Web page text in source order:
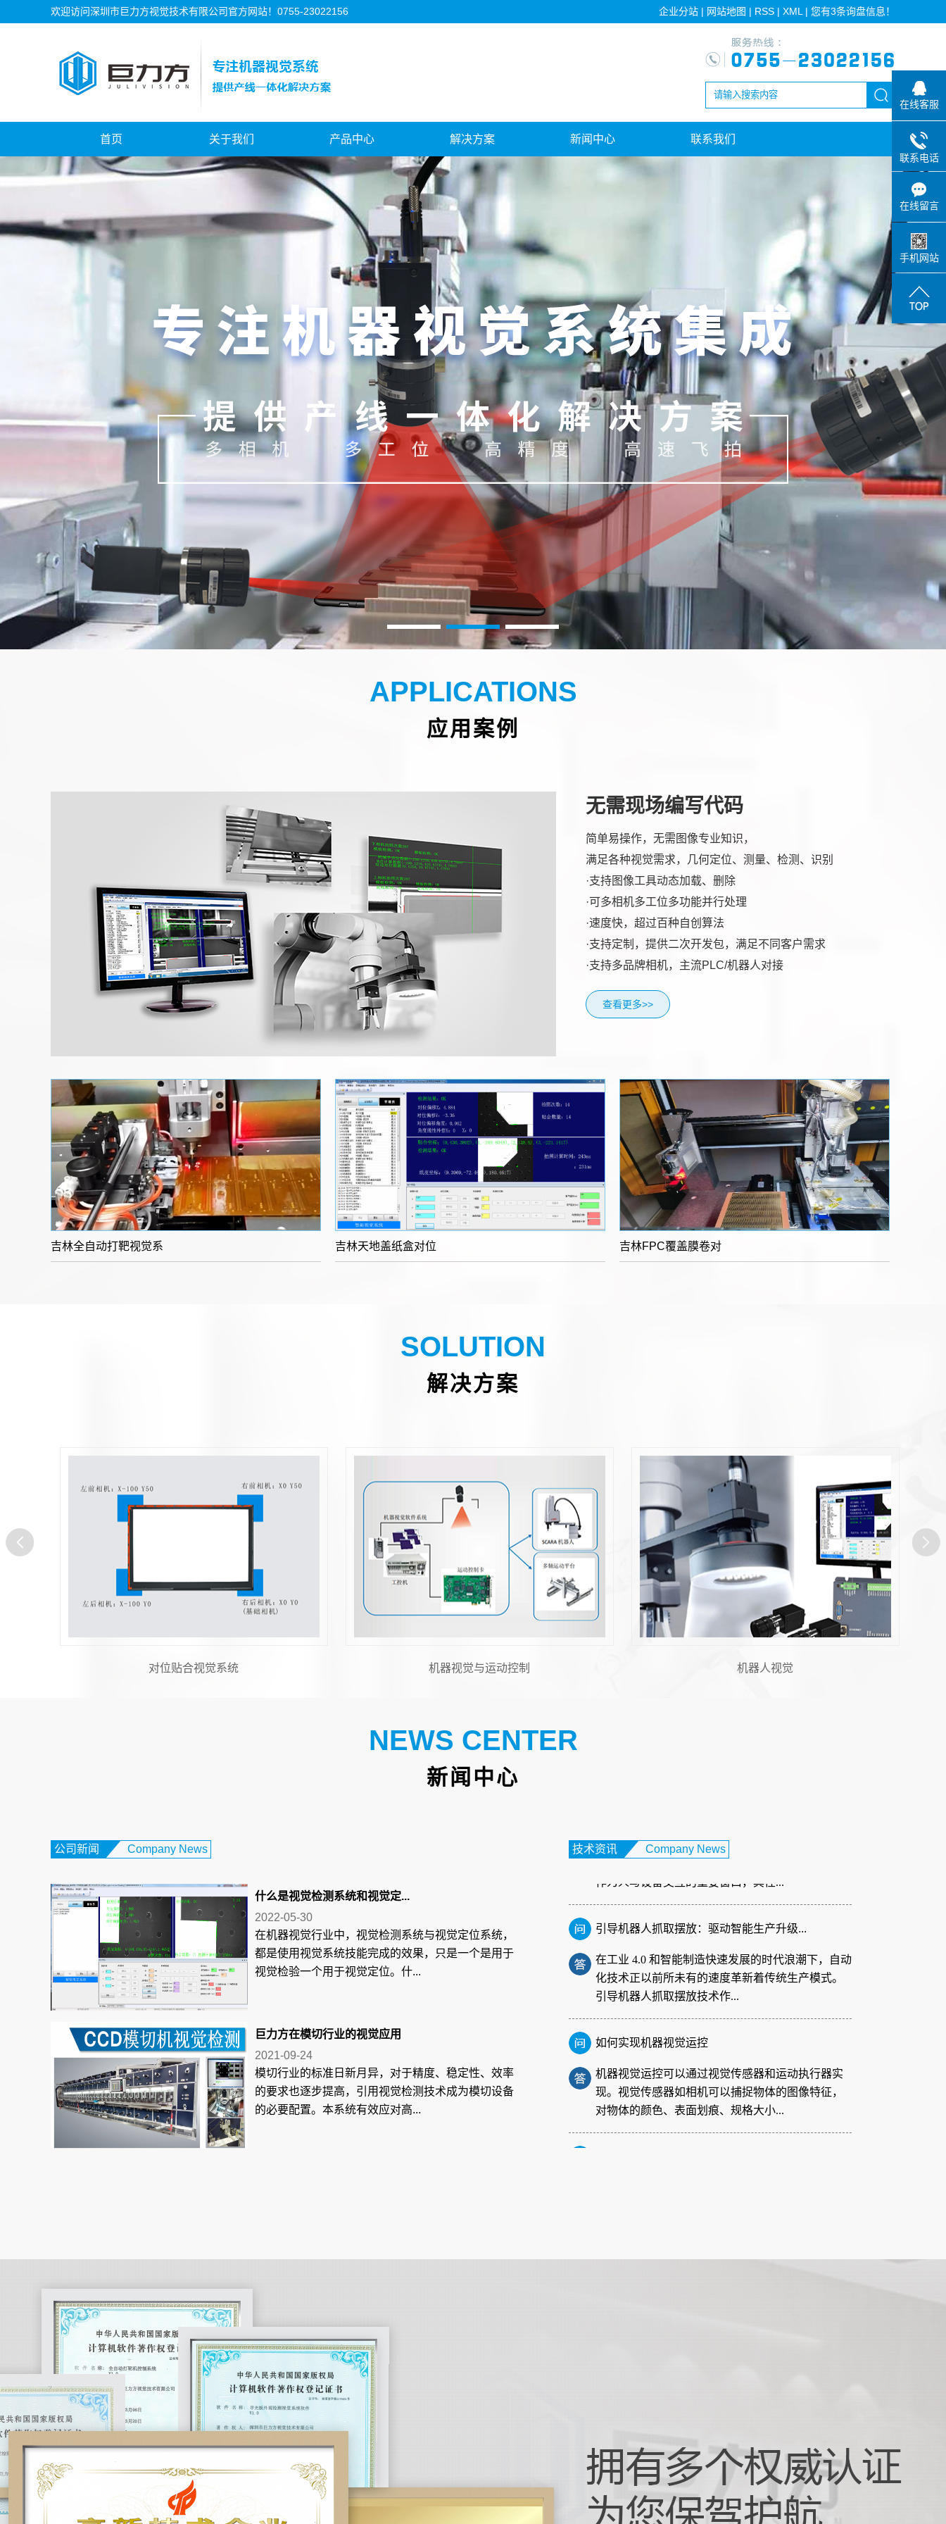
欢迎访问深圳市巨力方视觉技术有限公司官方网站！0755-23022156 企业分站 | 网站地图 | RSS | XML | 您有3条询盘信息！
首页 关于我们
公司简介
公司历程
产品中心
吉林3C行业
吉林FPC行业
吉林背光源行业
吉林模切机行业
吉林机器人视觉
吉林天地盖制盒机行业
解决方案
吉林机器人视觉
吉林对位贴合系统
吉林视觉与运控结合
吉林飞拍对位系统
新闻中心
公司新闻
联系我们
2 3
APPLICATIONS
应用案例
无需现场编写代码
简单易操作，无需图像专业知识，
满足各种视觉需求，几何定位、测量、检测、识别
·支持图像工具动态加载、删除
·可多相机多工位多功能并行处理
·速度快，超过百种自创算法
·支持定制，提供二次开发包，满足不同客户需求
·支持多品牌相机，主流PLC/机器人对接
查看更多>>
吉林全自动打靶视觉系 吉林​天地盖纸盒对位 吉林FPC覆盖膜卷对
SOLUTION
解决方案
机器视觉与运动控制 机器人视觉 飞拍技术
NEWS CENTER
新闻中心
公司新闻 Company News
什么是视觉检测系统和视觉定...
2022-05-30
在机器视觉行业中，视觉检测系统与视觉定位系统，
都是使用视觉系统技能完成的效果，只是一个是用于
视觉检验一个用于视觉定位。什...
巨力方在模切行业的视觉应用
2021-09-24
模切行业的标准日新月异，对于精度、稳定性、效率
的要求也逐步提高，引用视觉检测技术成为模切设备
的必要配置。本系统有效应对高...
技术资讯 Company News
电脑正朝着更轻薄、智能化的方向发展，而触摸屏
作为人与设备交互的重要窗口，其性...
引导机器人抓取摆放：驱动智能生产升级...
化技术正以前所未有的速度革新着传统生产模式。
引导机器人抓取摆放技术作...
如何实现机器视觉运控
现。视觉传感器如相机可以捕捉物体的图像特征，
对物体的颜色、表面划痕、规格大小...
FPC 胶纸机视觉系统：柔性电路板制...
如何实现机器视觉运控
机器视觉运控可以通过视觉传感器和运动执行器实
在线客服
联系电话
在线留言
手机网站